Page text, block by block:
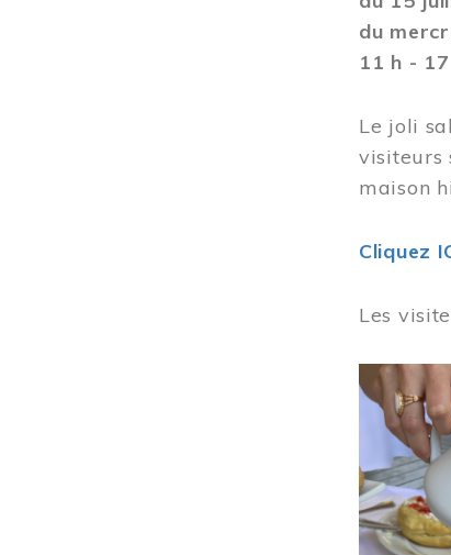
du
11 h -
Le joli
visiteurs
maison
Cliquez
Les
Image